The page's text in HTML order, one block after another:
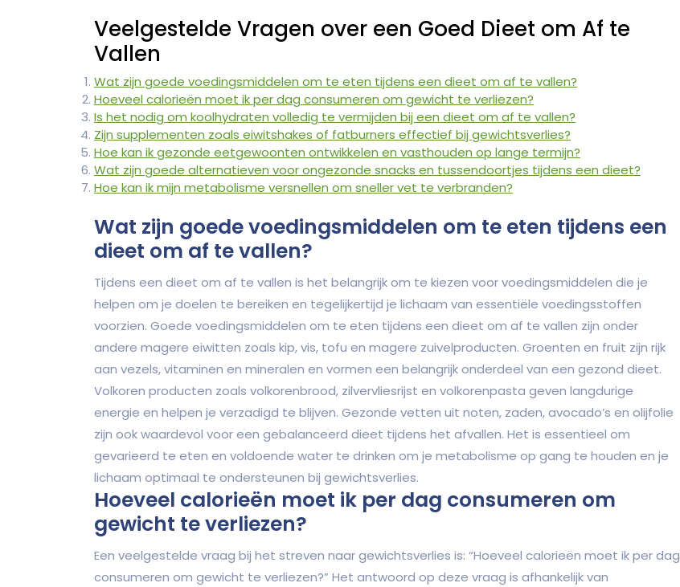
Veelgestelde Vragen over een Goed Dieet om Af te
Vallen
Wat zijn goede voedingsmiddelen om te eten tijdens een dieet om af te vallen?
Hoeveel calorieën moet ik per dag consumeren om gewicht te verliezen?
Is het nodig om koolhydraten volledig te vermijden bij een dieet om af te vallen?
Zijn supplementen zoals eiwitshakes of fatburners effectief bij gewichtsverlies?
Hoe kan ik gezonde eetgewoonten ontwikkelen en vasthouden op lange termijn?
Wat zijn goede alternatieven voor ongezonde snacks en tussendoortjes tijdens een dieet?
Hoe kan ik mijn metabolisme versnellen om sneller vet te verbranden?
Wat zijn goede voedingsmiddelen om te eten tijdens een
dieet om af te vallen?
Tijdens een dieet om af te vallen is het belangrijk om te kiezen voor voedingsmiddelen die je
helpen om je doelen te bereiken en tegelijkertijd je lichaam van essentiële voedingsstoffen
voorzien. Goede voedingsmiddelen om te eten tijdens een dieet om af te vallen zijn onder
andere magere eiwitten zoals kip, vis, tofu en magere zuivelproducten. Groenten en fruit zijn rijk
aan vezels, vitaminen en mineralen en vormen een belangrijk onderdeel van een gezond dieet.
Volkoren producten zoals volkorenbrood, zilvervliesrijst en volkorenpasta geven langdurige
energie en helpen je verzadigd te blijven. Gezonde vetten uit noten, zaden, avocado’s en olijfolie
zijn ook waardevol voor een gebalanceerd dieet tijdens het afvallen. Het is essentieel om
gevarieerd te eten en voldoende water te drinken om je metabolisme op gang te houden en je
lichaam optimaal te ondersteunen bij gewichtsverlies.
Hoeveel calorieën moet ik per dag consumeren om
gewicht te verliezen?
Een veelgestelde vraag bij het streven naar gewichtsverlies is: “Hoeveel calorieën moet ik per dag
consumeren om gewicht te verliezen?” Het antwoord op deze vraag is afhankelijk van